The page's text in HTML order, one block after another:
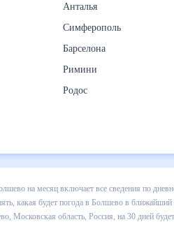
Анталья
Симферополь
Барселона
Римини
Родос
Этот прогноз погоды в Болшево на
прогноза покажет все
нужно быть готовым и как
30 дней будет полезен всем, в том